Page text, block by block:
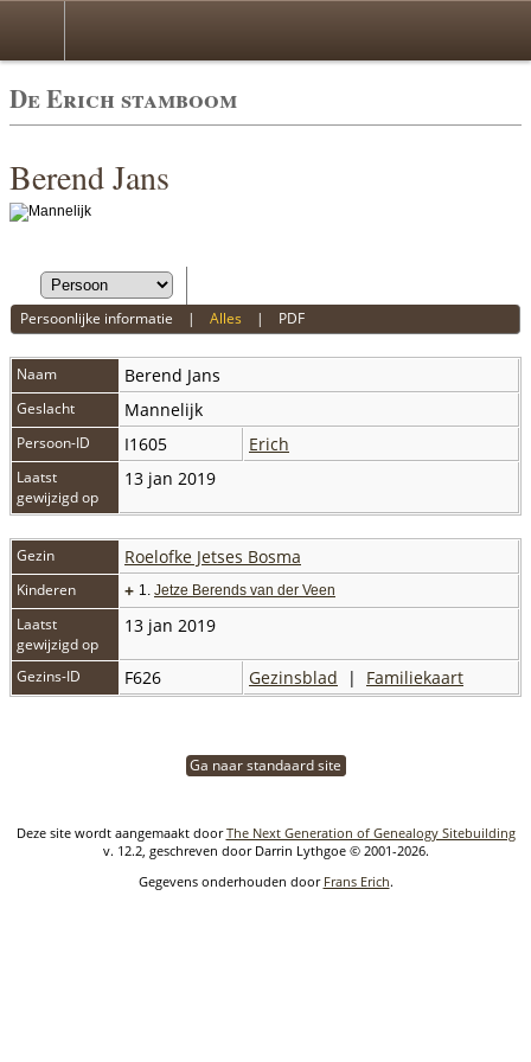
De Erich stamboom
Berend Jans
Persoonlijke informatie |Alles | PDF
Naam Berend Jans
Geslacht Mannelijk
Persoon-ID I1605 Erich
Laatst
gewijzigd op
13 jan 2019
Gezin Roelofke Jetses Bosma
Kinderen + 1. Jetze Berends van der Veen
Laatst
gewijzigd op
13 jan 2019
Gezins-ID F626 Gezinsblad | Familiekaart
Ga naar standaard site
Deze site wordt aangemaakt doorThe Next Generation of Genealogy Sitebuilding
v. 12.2, geschreven door Darrin Lythgoe © 2001-2026.
Gegevens onderhouden door Frans Erich.